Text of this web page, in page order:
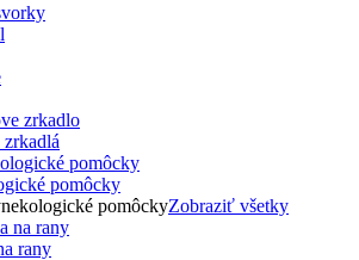
pomôcky
pomôckyZobraziť všetky
rany